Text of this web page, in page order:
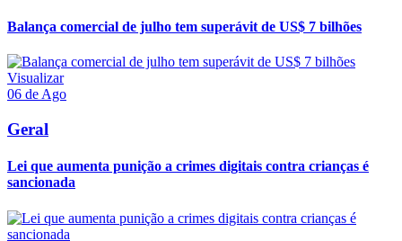
Balança comercial de julho tem superávit de US$ 7 bilhões
Visualizar
06 de Ago
Geral
Lei que aumenta punição a crimes digitais contra crianças é
sancionada